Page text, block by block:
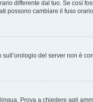
differente dal tuo. Se così
possono cambiare il fuso
del server non è
Prova a chiedere agli